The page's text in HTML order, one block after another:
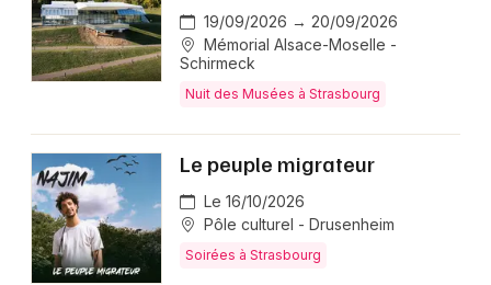
19/09/2026 → 20/09/2026
Mémorial Alsace-Moselle -
Schirmeck
Nuit des Musées à Strasbourg
Le peuple migrateur
Le 16/10/2026
Pôle culturel - Drusenheim
Soirées à Strasbourg